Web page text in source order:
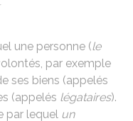
une personne (le
par exemple
ses biens (appelés
(appelés légataires).
par lequel un